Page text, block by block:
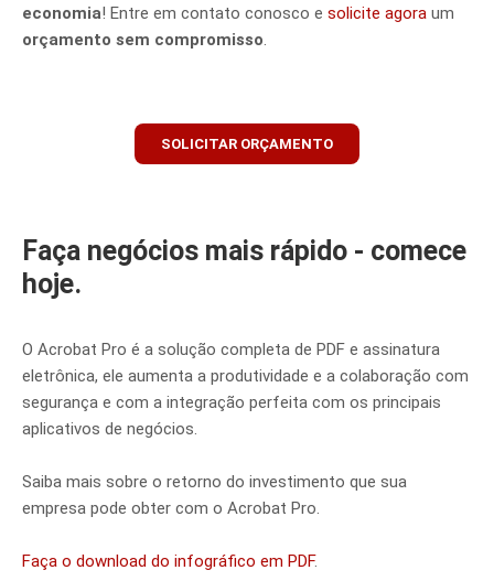
economia! Entre em contato conosco e solicite agora um
orçamento sem compromisso.
SOLICITAR ORÇAMENTO
Faça negócios mais rápido - comece
hoje.
O Acrobat Pro é a solução completa de PDF e assinatura
eletrônica, ele aumenta a produtividade e a colaboração com
segurança e com a integração perfeita com os principais
aplicativos de negócios.
Saiba mais sobre o retorno do investimento que sua
empresa pode obter com o Acrobat Pro.
Faça o download do infográfico em PDF.